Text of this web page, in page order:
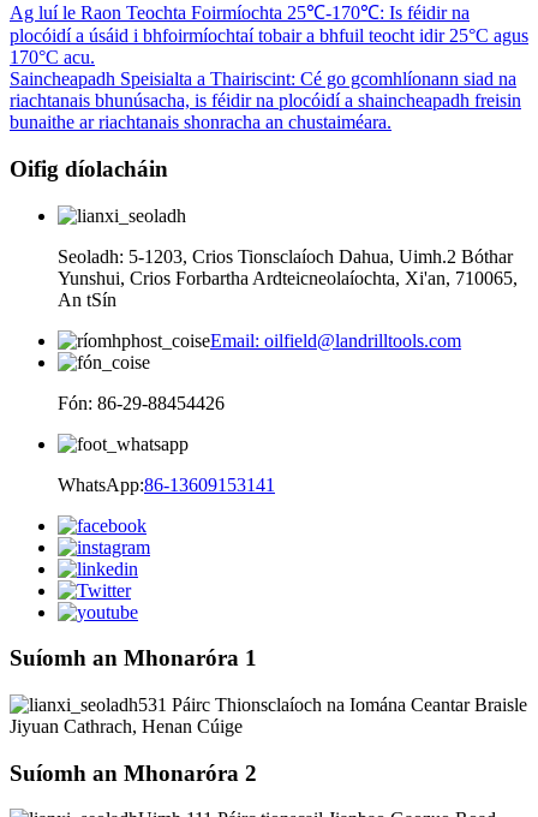
Ag luí le Raon Teochta Foirmíochta 25℃-170℃: Is féidir na
plocóidí a úsáid i bhfoirmíochtaí tobair a bhfuil teocht idir 25°C agus
170°C acu.
Saincheapadh Speisialta a Thairiscint: Cé go gcomhlíonann siad na
riachtanais bhunúsacha, is féidir na plocóidí a shaincheapadh freisin
bunaithe ar riachtanais shonracha an chustaiméara.
Oifig díolacháin
Seoladh: 5-1203, Crios Tionsclaíoch Dahua, Uimh.2 Bóthar
Yunshui, Crios Forbartha Ardteicneolaíochta, Xi'an, 710065,
An tSín
Email: oilfield@landrilltools.com
Fón: 86-29-88454426
WhatsApp:86-13609153141
Suíomh an Mhonaróra 1
531 Páirc Thionsclaíoch na Iomána Ceantar Braisle
Jiyuan Cathrach, Henan Cúige
Suíomh an Mhonaróra 2